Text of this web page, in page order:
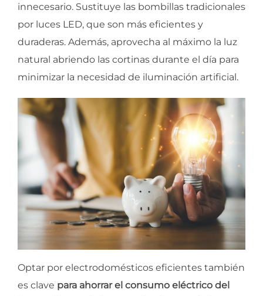
innecesario. Sustituye las bombillas tradicionales
por luces LED, que son más eficientes y
duraderas. Además, aprovecha al máximo la luz
natural abriendo las cortinas durante el día para
minimizar la necesidad de iluminación artificial.
Optar por electrodomésticos eficientes también
es clave para ahorrar el consumo eléctrico del